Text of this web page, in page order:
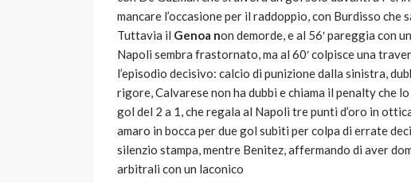
mancare l’occasione per il raddoppio, con Burdisso
Tuttavia il Genoa non demorde, e al 56′ pareggia con
Napoli sembra frastornato, ma al 60′ colpisce una
l’episodio decisivo: calcio di punizione dalla sinistra,
rigore, Calvarese non ha dubbi e chiama il penalty che
gol del 2 a 1, che regala al Napoli tre punti d’oro in
amaro in bocca per due gol subiti per colpa di errate
silenzio stampa, mentre Benitez, affermando di aver
arbitrali con un laconico